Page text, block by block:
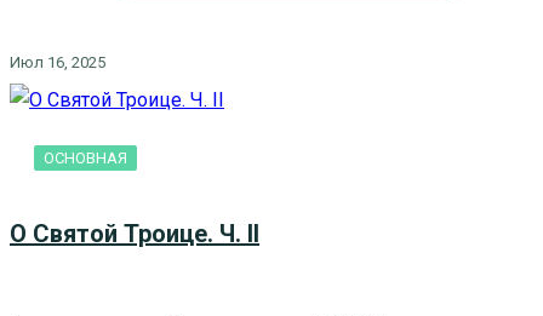
Июл 16, 2025
ОСНОВНАЯ
О Святой Троице. Ч. II